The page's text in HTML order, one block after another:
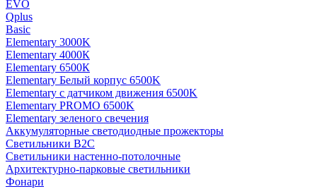
EVO
Qplus
Basic
Elementary 3000K
Elementary 4000К
Elementary 6500К
Elementary Белый корпус 6500K
Elementary с датчиком движения 6500K
Elementary PROMO 6500K
Elementary зеленого свечения
Аккумуляторные светодиодные прожекторы
Светильники B2C
Светильники настенно-потолочные
Архитектурно-парковые светильники
Фонари